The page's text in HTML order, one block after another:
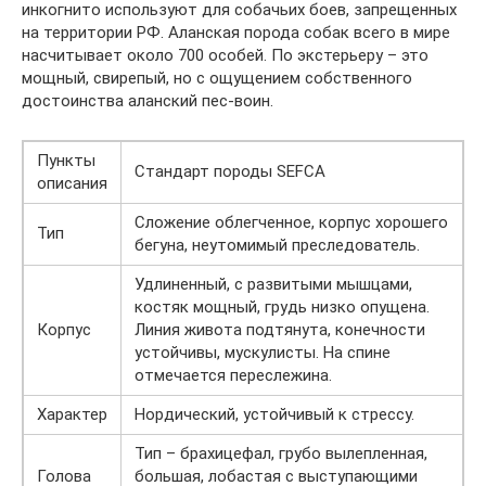
инкогнито используют для собачьих боев, запрещенных
на территории РФ. Аланская порода собак всего в мире
насчитывает около 700 особей. По экстерьеру – это
мощный, свирепый, но с ощущением собственного
достоинства аланский пес-воин.
Пункты
описания
Стандарт породы SEFCA
Тип
Сложение облегченное, корпус хорошего
бегуна, неутомимый преследователь.
Корпус
Удлиненный, с развитыми мышцами,
костяк мощный, грудь низко опущена.
Линия живота подтянута, конечности
устойчивы, мускулисты. На спине
отмечается переслежина.
Характер
Нордический, устойчивый к стрессу.
Голова
Тип – брахицефал, грубо вылепленная,
большая, лобастая с выступающими